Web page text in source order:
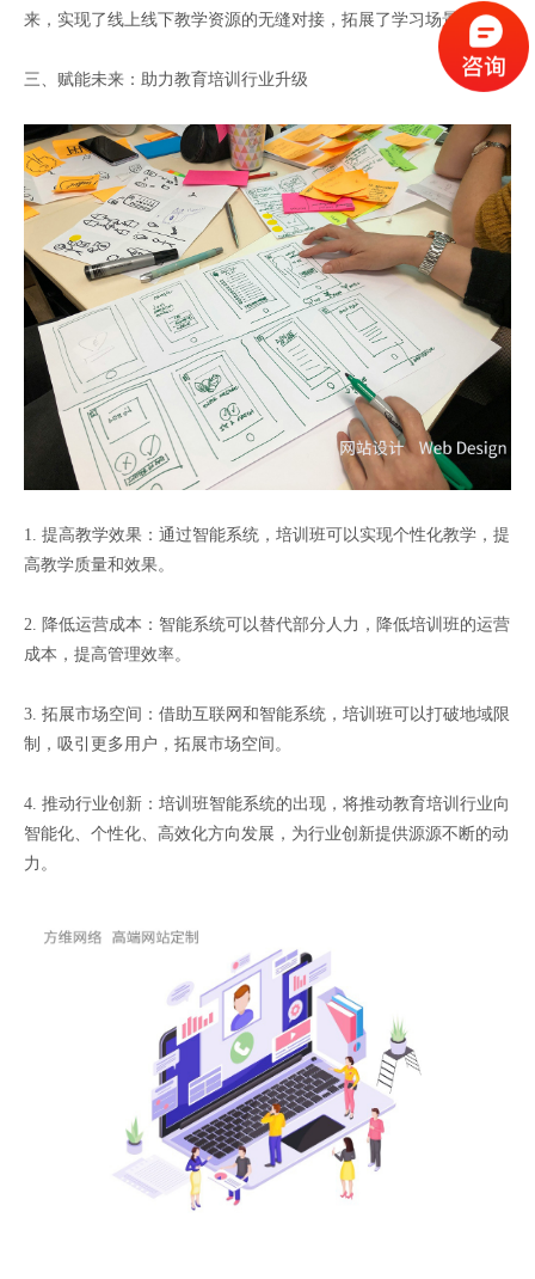
来，实现了线上线下教学资源的无缝对接，拓展了学习场景。
三、赋能未来：助力教育培训行业升级
1. 提高教学效果：通过智能系统，培训班可以实现个性化教学，提
高教学质量和效果。
2. 降低运营成本：智能系统可以替代部分人力，降低培训班的运营
成本，提高管理效率。
3. 拓展市场空间：借助互联网和智能系统，培训班可以打破地域限
制，吸引更多用户，拓展市场空间。
4. 推动行业创新：培训班智能系统的出现，将推动教育培训行业向
智能化、个性化、高效化方向发展，为行业创新提供源源不断的动
力。